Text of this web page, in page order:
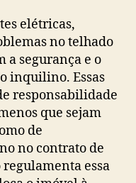
elétricas,
no telhado
a segurança e o
inquilino. Essas
responsabilidade
que sejam
de
no contrato de
essa